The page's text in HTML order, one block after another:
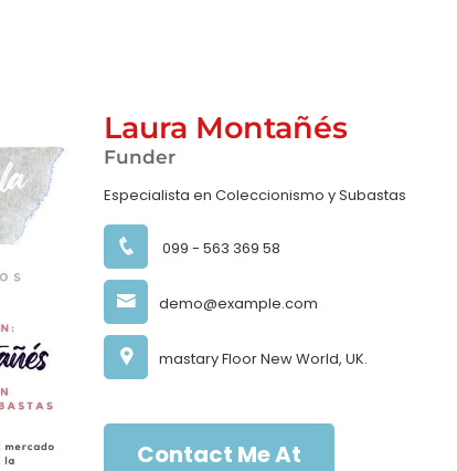
Laura Montañés
Funder
Especialista en Coleccionismo y Subastas
099 - 563 369 58
demo@example.com
mastary Floor New World, UK.
Contact Me At